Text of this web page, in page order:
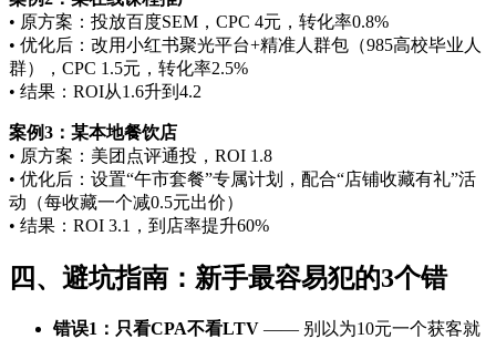
• 原方案：投放百度SEM，CPC 4元，转化率0.8%
• 优化后：改用小红书聚光平台+精准人群包（985高校毕业人
群），CPC 1.5元，转化率2.5%
• 结果：ROI从1.6升到4.2
案例3：某本地餐饮店
• 原方案：美团点评通投，ROI 1.8
• 优化后：设置“午市套餐”专属计划，配合“店铺收藏有礼”活
动（每收藏一个减0.5元出价）
• 结果：ROI 3.1，到店率提升60%
四、避坑指南：新手最容易犯的3个错
错误1：只看CPA不看LTV —— 别以为10元一个获客就